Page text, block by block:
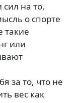
на то,
о спорте
такие
или
за то, что не
вес как